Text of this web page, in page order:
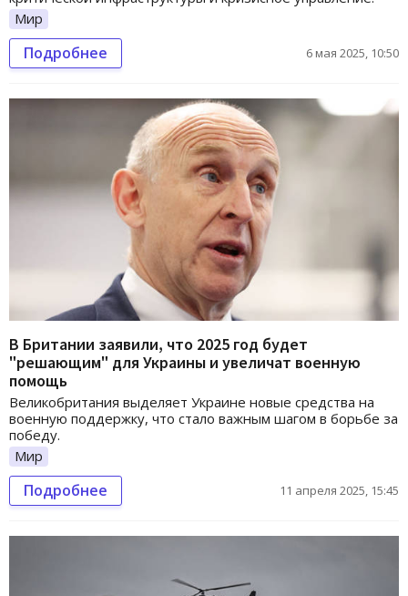
Мир
Подробнее 6 мая 2025, 10:50
В Британии заявили, что 2025 год будет
"решающим" для Украины и увеличат военную
помощь
Великобритания выделяет Украине новые средства на
военную поддержку, что стало важным шагом в борьбе за
победу.
Мир
Подробнее 11 апреля 2025, 15:45